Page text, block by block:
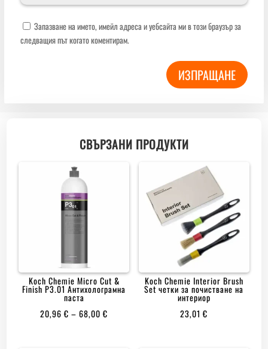
Запазване на името, имейл адреса и уебсайта ми в този браузър за
следващия път когато коментирам.
ИЗПРАЩАНЕ
СВЪРЗАНИ ПРОДУКТИ
Koch Chemie Micro Cut &
Finish P3.01 Антихолограмна
паста
20,96€ – 68,00€
Koch Chemie Interior Brush
Set четки за почистване на
интериор
23,01€